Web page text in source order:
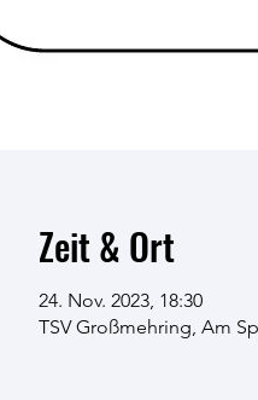
Zeit & Ort
24. Nov. 2023, 18:30
TSV Großmehring, Am